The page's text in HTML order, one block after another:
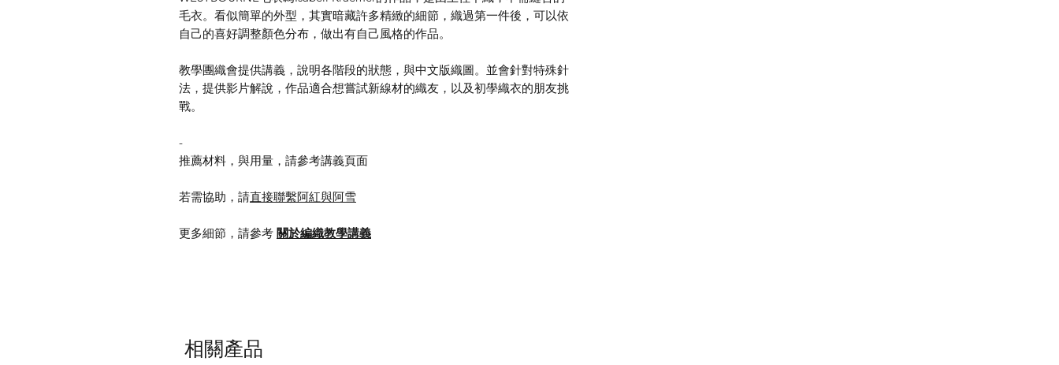
毛衣。看似簡單的外型，其實暗藏許多精緻的細節，織過第一件後，可以依
自己的喜好調整顏色分布，做出有自己風格的作品。
教學團織會提供講義，說明各階段的狀態，與中文版織圖。並會針對特殊針
法，提供影片解說，作品適合想嘗試新線材的織友，以及初學織衣的朋友挑
戰。
-
推薦材料，與用量，請參考講義頁面
若需協助，請直接聯繫阿紅與阿雪
更多細節，請參考 關於編織教學講義
相關產品